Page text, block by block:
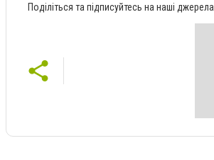
Поділіться та підписуйтесь на наші джерела